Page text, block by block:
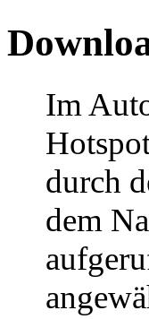
Im
durch
dem